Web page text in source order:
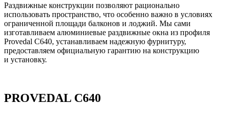
Раздвижные конструкции позволяют рационально
использовать пространство, что особенно важно в условиях
ограниченной площади балконов и лоджий. Мы сами
изготавливаем алюминиевые раздвижные окна из профиля
Provedal C640, устанавливаем надежную фурнитуру,
предоставляем официальную гарантию на конструкцию
и установку.
PROVEDAL C640